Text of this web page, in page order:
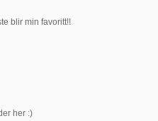
blir min favoritt!!
her :)